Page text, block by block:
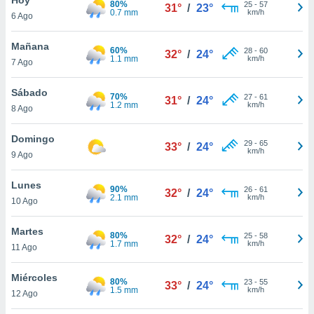
y
en
más
de
6 Ago
80%
0.7 mm
31° / 23° 25- 57
km/h
Mañana
7 Ago
60%
1.1 mm
32° / 24° 28- 60
km/h
Sábado
8 Ago
70%
1.2 mm
31° / 24° 27- 61
km/h
Domingo
9 Ago
33° / 24° 29- 65
km/h
Lunes
10 Ago
90%
2.1 mm
32° / 24° 26- 61
km/h
Martes
11 Ago
80%
1.7 mm
32° / 24° 25- 58
km/h
Miércoles
12 Ago
80%
1.5 mm
33° / 24° 23- 55
km/h